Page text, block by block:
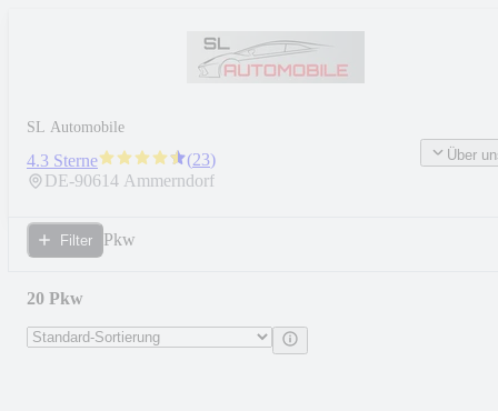
SL Automobile
4.3 Sterne (23)
DE-90614 Ammerndorf
Über
Filter Pkw
20 Pkw